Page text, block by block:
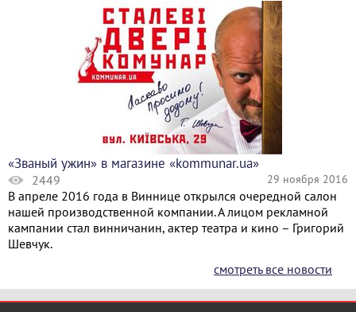
«Званый ужин» в магазине «kommunar.ua»
2449 29 ноября 2016
В апреле 2016 года в Виннице открылся очередной салон
нашей производственной компании. А лицом рекламной
кампании стал винничанин, актер театра и кино – Григорий
Шевчук.
cмотреть все новости